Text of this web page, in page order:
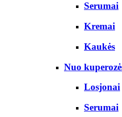
Serumai
Kremai
Kaukės
Nuo
Losjonai
Serumai